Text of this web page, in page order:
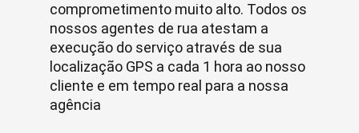
comprometimento muito alto. Todos os
nossos agentes de rua atestam a
execução do serviço através de sua
localização GPS a cada 1 hora ao nosso
cliente e em tempo real para a nossa
agência